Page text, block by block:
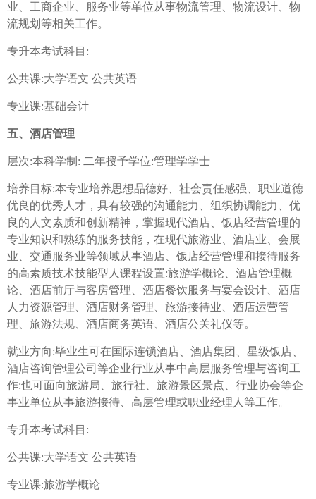
业、工商企业、服务业等单位从事物流管理、物流设计、物
流规划等相关工作。
专升本考试科目:
公共课:大学语文 公共英语
专业课:基础会计
五、酒店管理
层次:本科学制: 二年授予学位:管理学学士
培养目标:本专业培养思想品德好、社会责任感强、职业道德
优良的优秀人才，具有较强的沟通能力、组织协调能力、优
良的人文素质和创新精神，掌握现代酒店、饭店经营管理的
专业知识和熟练的服务技能，在现代旅游业、酒店业、会展
业、交通服务业等领域从事酒店、饭店经营管理和接待服务
的高素质技术技能型人课程设置:旅游学概论、酒店管理概
论、酒店前厅与客房管理、酒店餐饮服务与宴会设计、酒店
人力资源管理、酒店财务管理、旅游接待业、酒店运营管
理、旅游法规、酒店商务英语、酒店公关礼仪等。
就业方向:毕业生可在国际连锁酒店、酒店集团、星级饭店、
酒店咨询管理公司等企业行业从事中高层服务管理与咨询工
作:也可面向旅游局、旅行社、旅游景区景点、行业协会等企
事业单位从事旅游接待、高层管理或职业经理人等工作。
专升本考试科目:
公共课:大学语文 公共英语
专业课:旅游学概论